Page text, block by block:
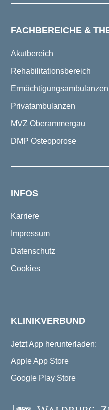
FACHBEREICHE &
Akutbereich
Rehabilitationsbereich
Ermächtigungsambulanzen
Privatambulanzen
MVZ Oberammergau
DMP Osteoporose
INFOS
Karriere
Impressum
Datenschutz
Cookies
KLINIKVERBUND
Jetzt App herunterladen:
Apple App Store
Google Play Store